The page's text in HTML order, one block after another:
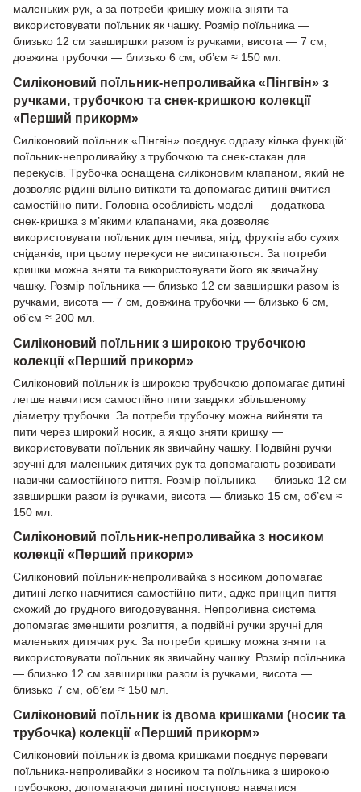
маленьких рук, а за потреби кришку можна зняти та
використовувати поїльник як чашку. Розмір поїльника —
близько 12 см завширшки разом із ручками, висота — 7 см,
довжина трубочки — близько 6 см, об’єм ≈ 150 мл.
Силіконовий поїльник-непроливайка «Пінгвін» з
ручками, трубочкою та снек-кришкою колекції
«Перший прикорм»
Силіконовий поїльник «Пінгвін» поєднує одразу кілька функцій:
поїльник-непроливайку з трубочкою та снек-стакан для
перекусів. Трубочка оснащена силіконовим клапаном, який не
дозволяє рідині вільно витікати та допомагає дитині вчитися
самостійно пити. Головна особливість моделі — додаткова
снек-кришка з м’якими клапанами, яка дозволяє
використовувати поїльник для печива, ягід, фруктів або сухих
сніданків, при цьому перекуси не висипаються. За потреби
кришки можна зняти та використовувати його як звичайну
чашку. Розмір поїльника — близько 12 см завширшки разом із
ручками, висота — 7 см, довжина трубочки — близько 6 см,
об’єм ≈ 200 мл.
Силіконовий поїльник з широкою трубочкою
колекції «Перший прикорм»
Силіконовий поїльник із широкою трубочкою допомагає дитині
легше навчитися самостійно пити завдяки збільшеному
діаметру трубочки. За потреби трубочку можна вийняти та
пити через широкий носик, а якщо зняти кришку —
використовувати поїльник як звичайну чашку. Подвійні ручки
зручні для маленьких дитячих рук та допомагають розвивати
навички самостійного пиття. Розмір поїльника — близько 12 см
завширшки разом із ручками, висота — близько 15 см, об’єм ≈
150 мл.
Силіконовий поїльник-непроливайка з носиком
колекції «Перший прикорм»
Силіконовий поїльник-непроливайка з носиком допомагає
дитині легко навчитися самостійно пити, адже принцип пиття
схожий до грудного вигодовування. Непроливна система
допомагає зменшити розлиття, а подвійні ручки зручні для
маленьких дитячих рук. За потреби кришку можна зняти та
використовувати поїльник як звичайну чашку. Розмір поїльника
— близько 12 см завширшки разом із ручками, висота —
близько 7 см, об’єм ≈ 150 мл.
Силіконовий поїльник із двома кришками (носик та
трубочка) колекції «Перший прикорм»
Силіконовий поїльник із двома кришками поєднує переваги
поїльника-непроливайки з носиком та поїльника з широкою
трубочкою, допомагаючи дитині поступово навчатися